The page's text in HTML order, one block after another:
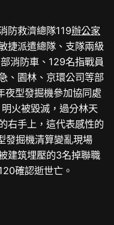
救濟總隊119辦公家
捷派遣總隊、支隊兩級
消防車、129名指戰員
、園林、京環公司等部
夜型發掘機參加協同處
火被毀滅，過分林天
右手上，這代表感性的
發掘機清算變亂現場
建筑埋壓的3名掉聯職
確認逝世亡。